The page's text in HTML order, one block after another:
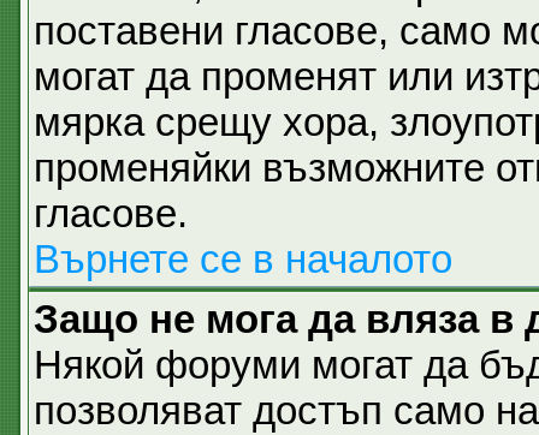
поставени гласове, само
могат да променят или
мярка срещу хора,
променяйки възможните
гласове.
Върнете се в началото
Защо не мога да вляза
Някой форуми могат да
позволяват достъп само